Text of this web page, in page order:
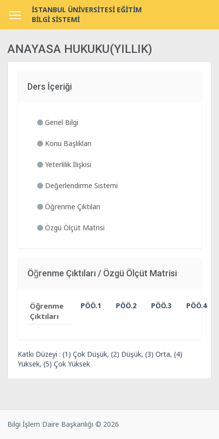
İSTANBUL ÜNİVERSİTESİ EĞİTİM
BİLGİ SİSTEMİ
ANAYASA HUKUKU(YILLIK)
Ders İçeriği
Genel Bilgi
Konu Başlıkları
Yeterlilik İlişkisi
Değerlendirme Sistemi
Öğrenme Çıktıları
Özgü Ölçüt Matrisi
Öğrenme Çıktıları / Özgü Ölçüt Matrisi
Öğrenme
Çıktıları
PÖÖ.1 PÖÖ.2 PÖÖ.3 PÖÖ.4
Katkı Düzeyi : (1) Çok Düşük, (2) Düşük, (3) Orta, (4)
Yüksek, (5) Çok Yüksek
Bilgi İşlem Daire Başkanlığı © 2026